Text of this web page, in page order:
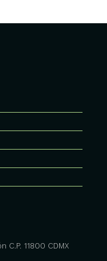
C.P. 11800 CDMX